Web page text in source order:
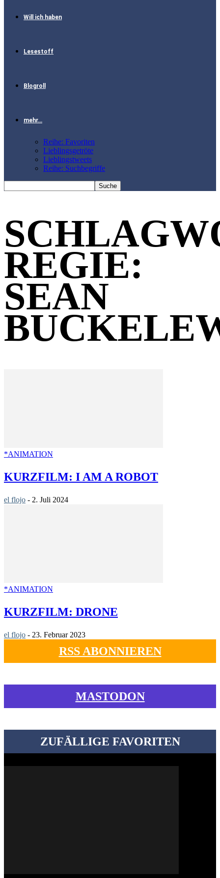
Will ich haben
Lesestoff
Blogroll
mehr…
Reihe: Favoriten
Lieblingsgetröte
Lieblingstweets
Reihe: Suchbegriffe
REGIE:
SEAN
*ANIMATION
KURZFILM: I AM A ROBOT
el flojo - 2. Juli 2024
*ANIMATION
KURZFILM: DRONE
el flojo - 23. Februar 2023
RSS ABONNIEREN
MASTODON
ZUFÄLLIGE FAVORITEN